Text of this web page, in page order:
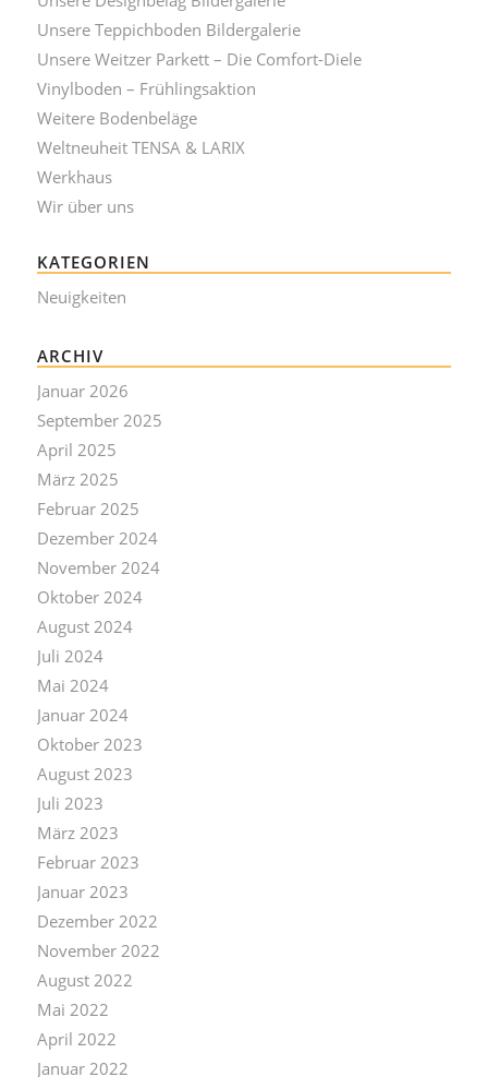
Unsere Teppichboden Bildergalerie
Unsere Weitzer Parkett – Die Comfort-Diele
Vinylboden – Frühlingsaktion
Weitere Bodenbeläge
Weltneuheit TENSA & LARIX
Werkhaus
Wir über uns
KATEGORIEN
Neuigkeiten
ARCHIV
Januar 2026
September 2025
April 2025
März 2025
Februar 2025
Dezember 2024
November 2024
Oktober 2024
August 2024
Juli 2024
Mai 2024
Januar 2024
Oktober 2023
August 2023
Juli 2023
März 2023
Februar 2023
Januar 2023
Dezember 2022
November 2022
August 2022
Mai 2022
April 2022
Januar 2022